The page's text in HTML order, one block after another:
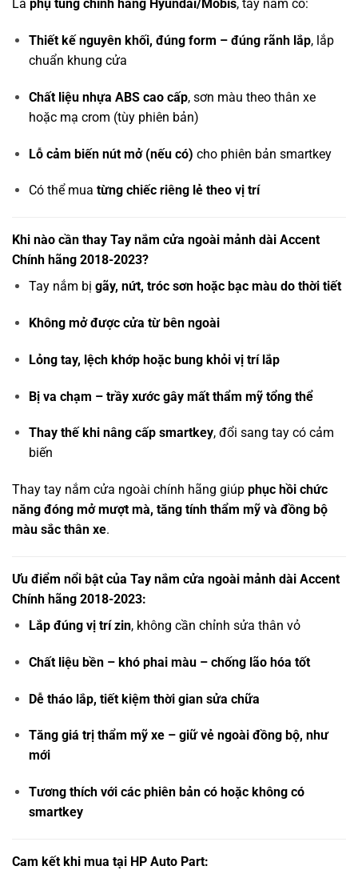
Là phụ tùng chính hãng Hyundai/Mobis, tay nắm có:
Thiết kế nguyên khối, đúng form – đúng rãnh lắp, lắp
chuẩn khung cửa
Chất liệu nhựa ABS cao cấp, sơn màu theo thân xe
hoặc mạ crom (tùy phiên bản)
Lỗ cảm biến nút mở (nếu có) cho phiên bản smartkey
Có thể mua từng chiếc riêng lẻ theo vị trí
Khi nào cần thay Tay nắm cửa ngoài mảnh dài Accent
Chính hãng 2018-2023?
Tay nắm bị gãy, nứt, tróc sơn hoặc bạc màu do thời tiết
Không mở được cửa từ bên ngoài
Lỏng tay, lệch khớp hoặc bung khỏi vị trí lắp
Bị va chạm – trầy xước gây mất thẩm mỹ tổng thể
Thay thế khi nâng cấp smartkey, đổi sang tay có cảm
biến
Thay tay nắm cửa ngoài chính hãng giúp phục hồi chức
năng đóng mở mượt mà, tăng tính thẩm mỹ và đồng bộ
màu sắc thân xe.
Ưu điểm nổi bật của Tay nắm cửa ngoài mảnh dài Accent
Chính hãng 2018-2023:
Lắp đúng vị trí zin, không cần chỉnh sửa thân vỏ
Chất liệu bền – khó phai màu – chống lão hóa tốt
Dễ tháo lắp, tiết kiệm thời gian sửa chữa
Tăng giá trị thẩm mỹ xe – giữ vẻ ngoài đồng bộ, như
mới
Tương thích với các phiên bản có hoặc không có
smartkey
Cam kết khi mua tại HP Auto Part: